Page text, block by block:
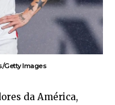
Getty Images
da América,